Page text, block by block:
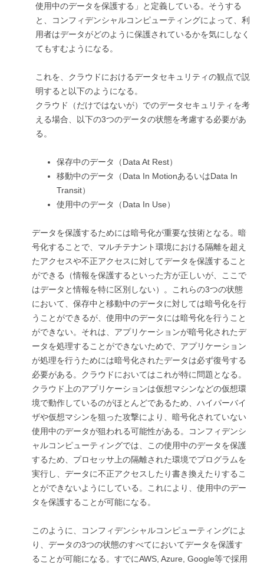
使用中のデータを保護する」と定義している。そうする
と、コンフィデンシャルコンピューティングによって、利
用者はデータがどのように保護されているかを気にしなく
てもすむようになる。
これを、クラウドにおけるデータセキュリティの観点で説
明すると以下のようになる。
クラウド（だけではないが）でのデータセキュリティを考
える場合、以下の3つのデータの状態を考慮する必要があ
る。
保存中のデータ（Data At Rest）
移動中のデータ（Data In MotionあるいはData In
Transit）
使用中のデータ（Data In Use）
データを保護するためには暗号化が重要な技術となる。暗
号化することで、マルチテナント環境における隔離を超え
たアクセスや不正アクセスに対してデータを保護すること
ができる（情報を保護するといった方が正しいが、ここで
はデータと情報を特に区別しない）。これらの3つの状態
において、保存中と移動中のデータに対しては暗号化を行
うことができるが、使用中のデータには暗号化を行うこと
ができない。それは、アプリケーションが暗号化されたデ
ータを処理することができないためで、アプリケーション
が処理を行うためには暗号化されたデータは必ず復号する
必要がある。クラウドにおいてはこれが特に問題となる。
クラウド上のアプリケーションは仮想マシンなどの仮想環
境で動作しているのがほとんどであるため、ハイパーバイ
ザや仮想マシンを狙った攻撃により、暗号化されていない
使用中のデータが狙われる可能性がある。コンフィデンシ
ャルコンピューティングでは、この使用中のデータを保護
するため、プロセッサ上の隔離された環境でプログラムを
実行し、データに不正アクセスしたり書き換えたりするこ
とができないようにしている。これにより、使用中のデー
タを保護することが可能になる。
このように、コンフィデンシャルコンピューティングによ
り、データの3つの状態のすべてにおいてデータを保護す
ることが可能になる。すでにAWS, Azure, Google等で採用